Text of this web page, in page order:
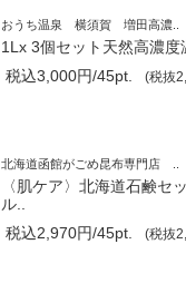
おうち温泉 横須賀 増田高濃..
1Lx 3個セット天然高濃度
税込3,000円/45pt.
(税抜
北海道函館がごめ昆布専門店 ..
〈肌ケア〉北海道石鹸セ
ル..
税込2,970円/45pt.
(税抜